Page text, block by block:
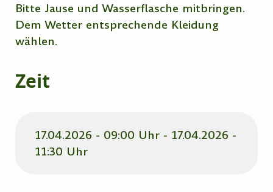
Bitte Jause und Wasserflasche mitbringen.
Dem Wetter entsprechende Kleidung
wählen.
Zeit
17.04.2026 - 09:00 Uhr - 17.04.2026 -
11:30 Uhr